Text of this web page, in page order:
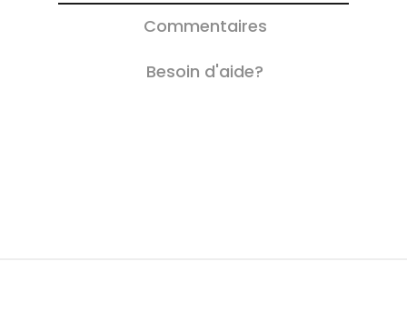
Commentaires
Besoin d'aide?